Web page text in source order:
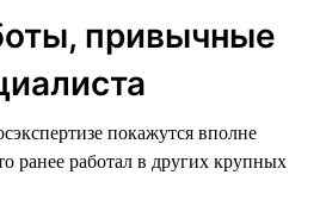
привычные
покажутся вполне
ранее работал в других крупных